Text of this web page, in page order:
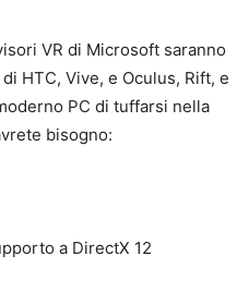
VR di Microsoft saranno
HTC, Vive, e Oculus, Rift, e
PC di tuffarsi nella
bisogno:
a DirectX 12